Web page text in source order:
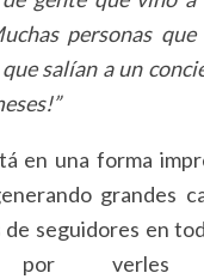
personas
salían a un
en una forma
grandes
de seguidores en
por